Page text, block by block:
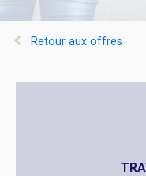
Retour aux offres